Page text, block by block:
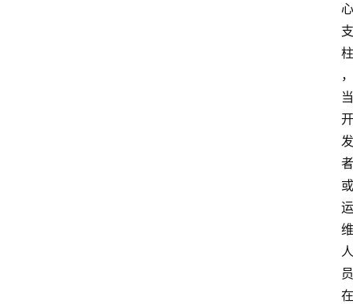
心
支
柱
，
当
开
发
者
或
运
维
人
员
在